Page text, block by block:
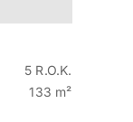
5 R.O.K.
133 m²